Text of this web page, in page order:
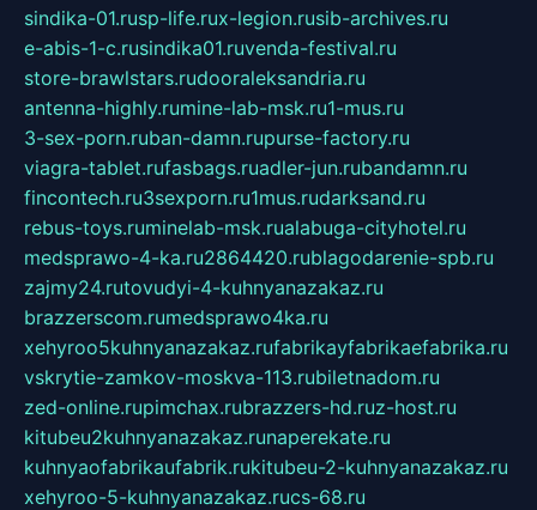
sindika-01.rusp-life.rux-legion.rusib-archives.ru
e-abis-1-c.rusindika01.ruvenda-festival.ru
store-brawlstars.rudooraleksandria.ru
antenna-highly.rumine-lab-msk.ru1-mus.ru
3-sex-porn.ruban-damn.rupurse-factory.ru
viagra-tablet.rufasbags.ruadler-jun.rubandamn.ru
fincontech.ru3sexporn.ru1mus.rudarksand.ru
rebus-toys.ruminelab-msk.rualabuga-cityhotel.ru
medsprawo-4-ka.ru2864420.rublagodarenie-spb.ru
zajmy24.rutovudyi-4-kuhnyanazakaz.ru
brazzerscom.rumedsprawo4ka.ru
xehyroo5kuhnyanazakaz.rufabrikayfabrikaefabrika.ru
vskrytie-zamkov-moskva-113.rubiletnadom.ru
zed-online.rupimchax.rubrazzers-hd.ruz-host.ru
kitubeu2kuhnyanazakaz.runaperekate.ru
kuhnyaofabrikaufabrik.rukitubeu-2-kuhnyanazakaz.ru
xehyroo-5-kuhnyanazakaz.rucs-68.ru